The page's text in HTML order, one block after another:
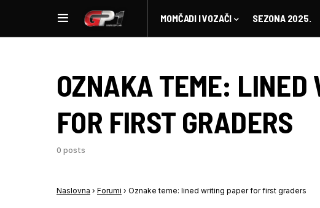
MOMČADI I VOZAČI SEZONA 2025.
OZNAKA TEME: LINED
FOR FIRST GRADERS
0 posts
Naslovna › Forumi › Oznake teme: lined writing paper for first graders